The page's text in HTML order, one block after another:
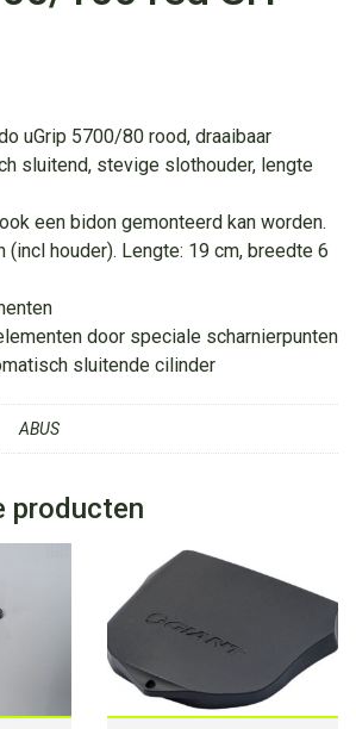
uGrip 5700/80 rood, draaibaar
sluitend, stevige slothouder, lengte
een bidon gemonteerd kan worden.
(incl houder). Lengte: 19 cm, breedte 6
door speciale scharnierpunten
sluitende cilinder
ABUS
producten